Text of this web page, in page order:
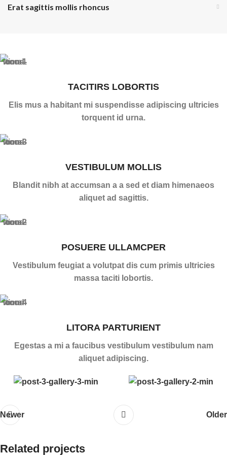
Erat sagittis mollis rhoncus
TACITIRS LOBORTIS
Elis mus a habitant mi suspendisse adipiscing ultricies
torquent id urna.
VESTIBULUM MOLLIS
Blandit nibh at accumsan a a sed et diam himenaeos
aliquet ad sagittis.
POSUERE ULLAMCPER
Vestibulum feugiat a volutpat dis cum primis ultricies
massa taciti lobortis.
LITORA PARTURIENT
Egestas a mi a faucibus vestibulum vestibulum nam
aliquet adipiscing.
Newer Older
Related projects